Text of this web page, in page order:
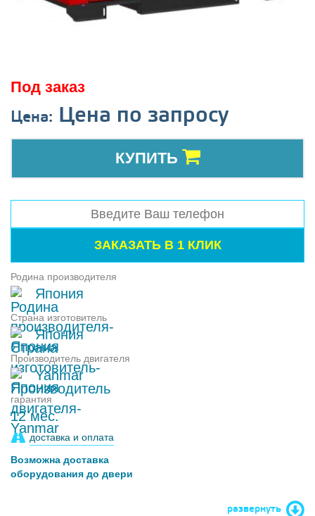
Под заказ
Цена: Цена по запросу
КУПИТЬ
Родина производителя
Япония
Страна изготовитель
Япония
Производитель двигателя
Yanmar
гарантия
12 мес.
доставка и оплата
Возможна доставка
оборудования до двери
развернуть